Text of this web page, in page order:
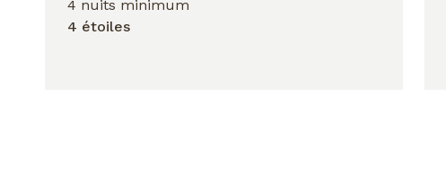
4 nuits minimum
4 étoiles